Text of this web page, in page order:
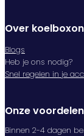
Over
Blogs
Heb je ons nodig?
Snel regelen in je
Onze voordelen
Binnen 2-4 dagen